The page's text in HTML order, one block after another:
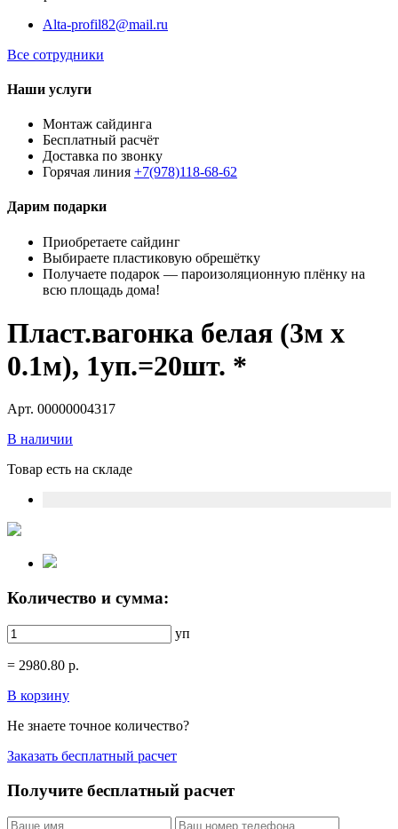
Alta-profil82@mail.ru
Все сотрудники
Наши услуги
Монтаж сайдинга
Бесплатный расчёт
Доставка по звонку
Горячая линия +7(978)118-68-62
Дарим подарки
Приобретаете сайдинг
Выбираете пластиковую обрешётку
Получаете подарок — пароизоляционную плёнку на
всю площадь дома!
Пласт.вагонка белая (3м х
0.1м), 1уп.=20шт. *
Арт. 00000004317
В наличии
Товар есть на складе
Количество и сумма:
уп
= 2980.80 р.
В корзину
Не знаете точное количество?
Заказать бесплатный расчет
Получите бесплатный расчет